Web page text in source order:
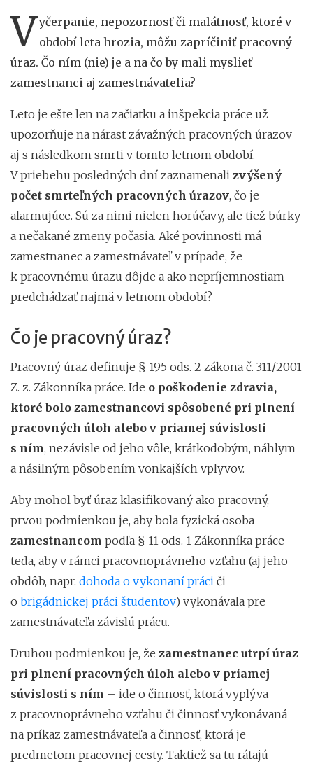
Vyčerpanie, nepozornosť či malátnosť, ktoré v
období leta hrozia, môžu zapríčiniť pracovný
úraz. Čo ním (nie) je a na čo by mali myslieť
zamestnanci aj zamestnávatelia?
Leto je ešte len na začiatku a inšpekcia práce už
upozorňuje na nárast závažných pracovných úrazov
aj s následkom smrti v tomto letnom období.
V priebehu posledných dní zaznamenali zvýšený
počet smrteľných pracovných úrazov, čo je
alarmujúce. Sú za nimi nielen horúčavy, ale tiež búrky
a nečakané zmeny počasia. Aké povinnosti má
zamestnanec a zamestnávateľ v prípade, že
k pracovnému úrazu dôjde a ako nepríjemnostiam
predchádzať najmä v letnom období?
Čo je pracovný úraz?
Pracovný úraz definuje § 195 ods. 2 zákona č. 311/2001
Z. z. Zákonníka práce. Ide o poškodenie zdravia,
ktoré bolo zamestnancovi spôsobené pri plnení
pracovných úloh alebo v priamej súvislosti
s ním, nezávisle od jeho vôle, krátkodobým, náhlym
a násilným pôsobením vonkajších vplyvov.
Aby mohol byť úraz klasifikovaný ako pracovný,
prvou podmienkou je, aby bola fyzická osoba
zamestnancom podľa § 11 ods. 1 Zákonníka práce –
teda, aby v rámci pracovnoprávneho vzťahu (aj jeho
obdôb, napr. dohoda o vykonaní práci či
o brigádnickej práci študentov) vykonávala pre
zamestnávateľa závislú prácu.
Druhou podmienkou je, že zamestnanec utrpí úraz
pri plnení pracovných úloh alebo v priamej
súvislosti s ním – ide o činnosť, ktorá vyplýva
z pracovnoprávneho vzťahu či činnosť vykonávaná
na príkaz zamestnávateľa a činnosť, ktorá je
predmetom pracovnej cesty. Taktiež sa tu rátajú